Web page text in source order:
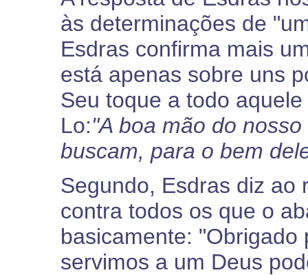
às determinações de
Esdras confirma mais
está apenas sobre uns
Seu toque a todo
Lo:"A boa mão do
buscam, para o bem
Segundo, Esdras diz ao
contra todos os que o
basicamente:
servimos a um Deus